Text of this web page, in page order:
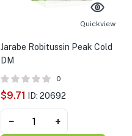
Quickview
Jarabe Robitussin Peak Cold
DM
0
$9.71 ID: 20692
− +